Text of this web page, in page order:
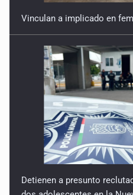
9 de Julio de 2026
Y no se enoje con el FBI
9 de Julio de 2026
Lo que quedó del mundial
8 de Julio de 2026
Hombre es investigado por
7 de Julio de 2026
Vinculan a implicado en
Detienen a presunto